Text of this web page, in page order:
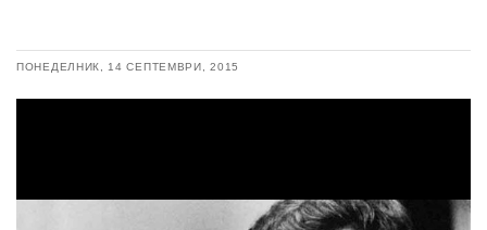
ПОНЕДЕЛНИК, 14 СЕПТЕМВРИ, 2015